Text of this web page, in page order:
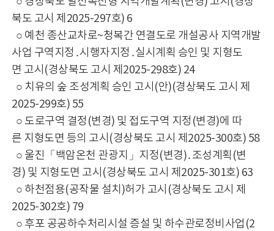
북도 고시 제2025-297호) 6
○ 예천 종산교차로~청복간 연결도로 개설공사 지역개발
사업 구역지정․시행자지정․실시계획 승인 및 지형도
면 고시(경상북도 고시 제2025-298호) 24
○ 치유의 숲 조성계획 승인 고시(안)(경상북도 고시 제
2025-299호) 55
○ 도로구역 결정(변경) 및 접도구역 지정(변경)에 따
른 지형도면 등의 고시(경상북도 고시 제2025-300호) 58
○ 울진「백암온천 관광지」지정(변경)․조성계획(변
경) 및 지형도면 고시(경상북도 고시 제2025-301호) 63
○ 하천점용(공작물 설치)허가 고시(경상북도 고시 제
2025-302호) 79
○ 후포 공공하수처리시설 증설 및 하수관로정비사업(2